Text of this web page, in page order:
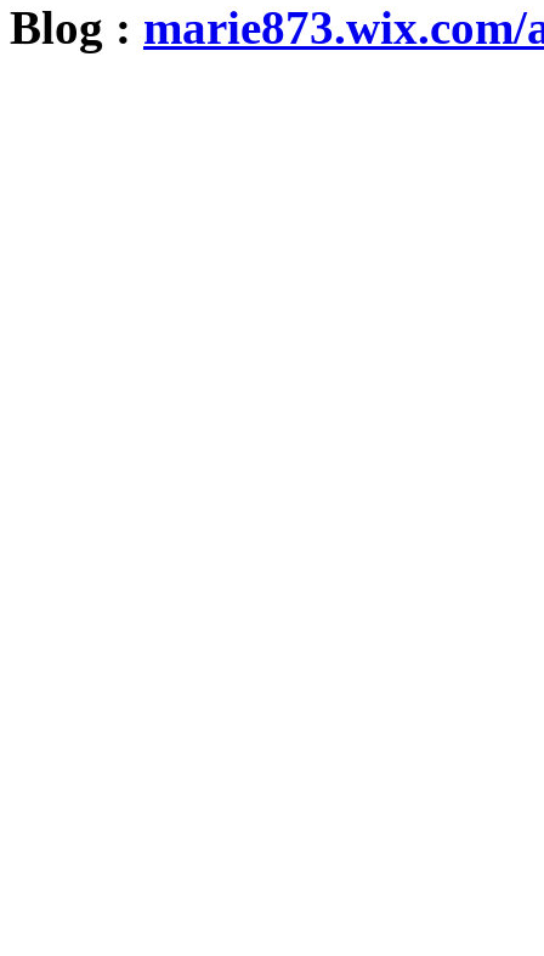
Blog : marie873.wix.com/